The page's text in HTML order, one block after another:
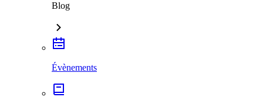
Blog
Évènements